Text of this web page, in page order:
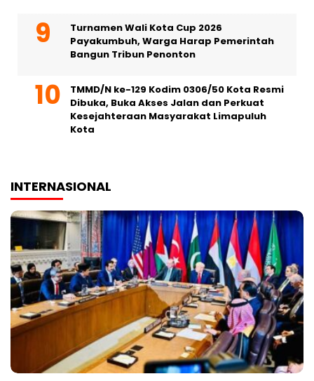
Turnamen Wali Kota Cup 2026
Payakumbuh, Warga Harap Pemerintah
Bangun Tribun Penonton
TMMD/N ke-129 Kodim 0306/50 Kota Resmi
Dibuka, Buka Akses Jalan dan Perkuat
Kesejahteraan Masyarakat Limapuluh
Kota
INTERNASIONAL